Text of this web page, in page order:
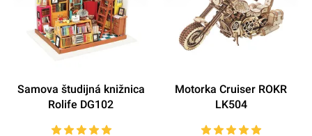
Samova študijná knižnica
Rolife DG102
Motorka Cruiser ROKR
LK504